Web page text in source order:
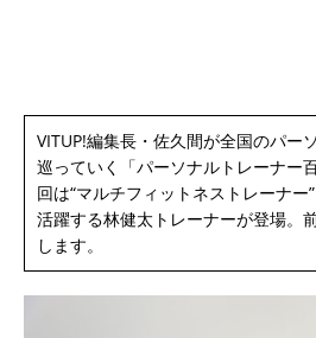
VITUP!編集長・佐久間が全国のパー
巡っていく「パーソナルトレーナー
回は“マルチフィットネストレーナ
活躍する林健太トレーナーが登場。
します。